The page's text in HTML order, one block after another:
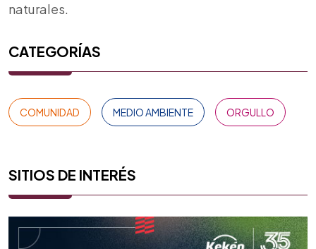
naturales.
CATEGORÍAS
COMUNIDAD MEDIO AMBIENTE ORGULLO
SITIOS DE INTERÉS